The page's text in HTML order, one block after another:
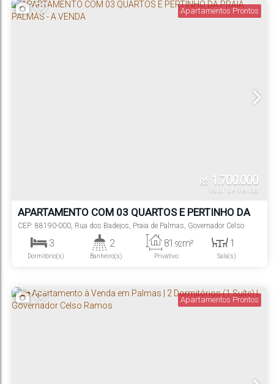
Apartamentos Prontos
R$ 1.700.000
Valor de Venda
APARTAMENTO COM 03 QUARTOS E PERTINHO DA
PRAIA PALMAS - A VENDA
CEP: 88190-000, Rua dos Badejos, Praia de Palmas, Governador Celso
Brasil
3
Dormitório(s)
2
Banheiro(s) Privativo:
81 .92m² 1
Sala(s)
Apartamentos Prontos